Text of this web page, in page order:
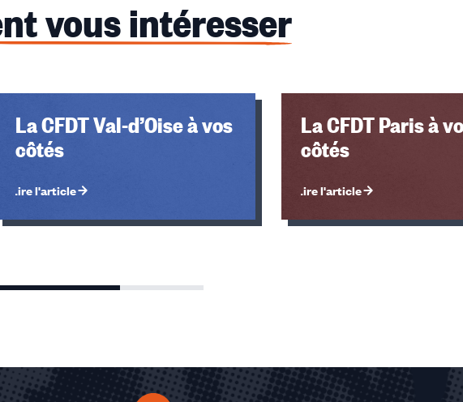
vous intéresser
La CFDT Val-d’Oise à vos
côtés
Lire l'article
La CFDT Paris à
côtés
Lire l'article